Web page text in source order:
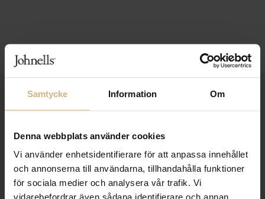
Samtycke Information Om
Denna webbplats använder cookies
Vi använder enhetsidentifierare för att anpassa innehållet
och annonserna till användarna, tillhandahålla funktioner
för sociala medier och analysera vår trafik. Vi
vidarebefordrar även sådana identifierare och annan
1-3 VARDAGARS LEVERANS
SAMLA BONUS I KUNDKLUBBEN